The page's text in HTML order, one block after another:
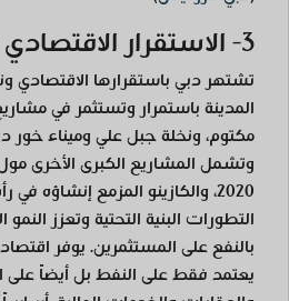
3- الاستقرار الاقتصادي والنمو المستمر
تشتهر دبي باستقرارها الاقتصادي
المدينة باستمرار وتستثمر في
مكتوم، ونخلة جبل علي وميناء خور
وتشمل المشاريع الكبرى الأخرى
2020، والكازينو المزمع إنشاؤه
التطورات البنية التحتية وتعزز
بالنفع على المستثمرين. يوفر اقتصاد
يعتمد فقط على النفط بل أيضاً على